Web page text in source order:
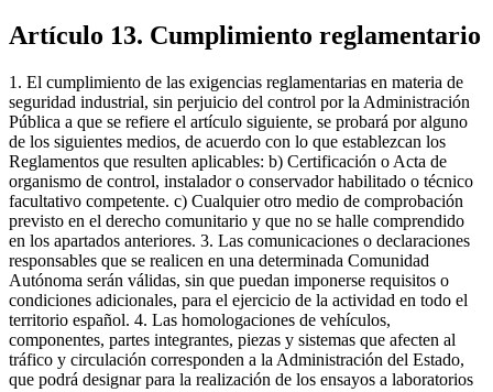
Artículo 13. Cumplimiento reglamentario
1. El cumplimiento de las exigencias reglamentarias en materia de
seguridad industrial, sin perjuicio del control por la Administración
Pública a que se refiere el artículo siguiente, se probará por alguno
de los siguientes medios, de acuerdo con lo que establezcan los
Reglamentos que resulten aplicables: b) Certificación o Acta de
organismo de control, instalador o conservador habilitado o técnico
facultativo competente. c) Cualquier otro medio de comprobación
previsto en el derecho comunitario y que no se halle comprendido
en los apartados anteriores. 3. Las comunicaciones o declaraciones
responsables que se realicen en una determinada Comunidad
Autónoma serán válidas, sin que puedan imponerse requisitos o
condiciones adicionales, para el ejercicio de la actividad en todo el
territorio español. 4. Las homologaciones de vehículos,
componentes, partes integrantes, piezas y sistemas que afecten al
tráfico y circulación corresponden a la Administración del Estado,
que podrá designar para la realización de los ensayos a laboratorios